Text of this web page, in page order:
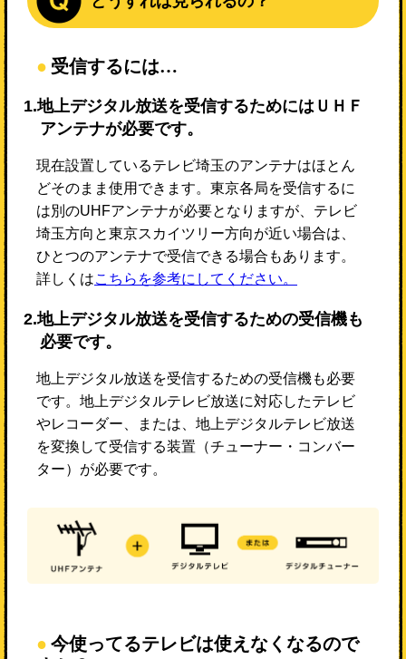
受信するには…
1.地上デジタル放送を受信するためにはＵＨＦ
アンテナが必要です。
現在設置しているテレビ埼玉のアンテナはほとん
どそのまま使用できます。東京各局を受信するに
は別のUHFアンテナが必要となりますが、テレビ
埼玉方向と東京スカイツリー方向が近い場合は、
ひとつのアンテナで受信できる場合もあります。
詳しくはこちらを参考にしてください。
2.地上デジタル放送を受信するための受信機も
必要です。
地上デジタル放送を受信するための受信機も必要
です。地上デジタルテレビ放送に対応したテレビ
やレコーダー、または、地上デジタルテレビ放送
を変換して受信する装置（チューナー・コンバー
ター）が必要です。
今使ってるテレビは使えなくなるので